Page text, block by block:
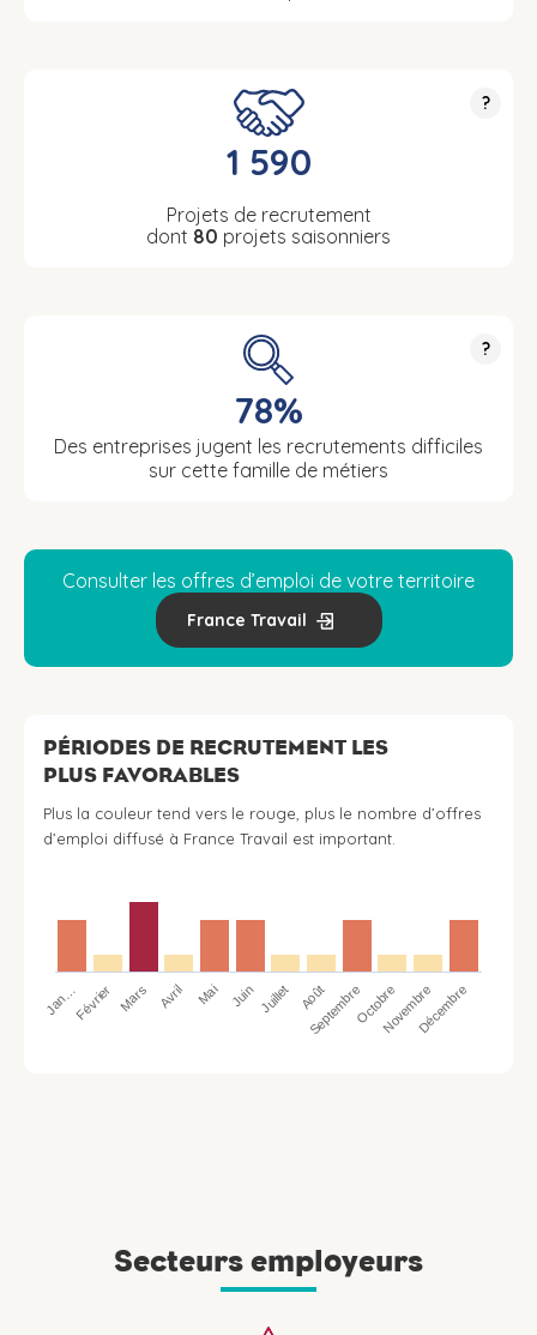
?
1 590
Projets de recrutement
dont 80 projets saisonniers
?
78%
Des entreprises jugent les recrutements difficiles
sur cette famille de métiers
Consulter les offres d’emploi de votre territoire
France Travail
PÉRIODES DE RECRUTEMENT LES
PLUS FAVORABLES
Plus la couleur tend vers le rouge, plus le nombre d’offres
d’emploi diffusé à France Travail est important.
Jan…Février Mars Avril Mai Juin Juillet Août
SeptembreOctobreNovembreDécembre
Secteurs employeurs